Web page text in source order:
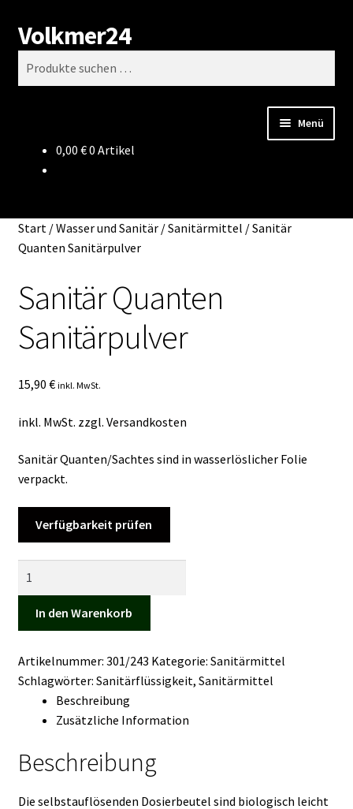
Zur
Navigation
springen
Zum
Inhalt
springen
Volkmer24
Suchen
Menü
Impressum
Datenschutz
Impressum
Mein Konto
Warenkorb
0,00 €0 Artikel
Start/Wasser und Sanitär/Sanitärmittel /Sanitär
Quanten Sanitärpulver
Sanitär Quanten
Sanitärpulver
15,90 € inkl. MwSt.
inkl. MwSt. zzgl. Versandkosten
Sanitär Quanten/Sachtes sind in wasserlöslicher Folie
verpackt.
Verfügbarkeit prüfen
Sanitärpulver
Menge
In den Warenkorb
Artikelnummer: 301/243 Kategorie: Sanitärmittel
Schlagwörter: Sanitärflüssigkeit, Sanitärmittel
Beschreibung
Zusätzliche Information
Beschreibung
Die selbstauflösenden Dosierbeutel sind biologisch leicht